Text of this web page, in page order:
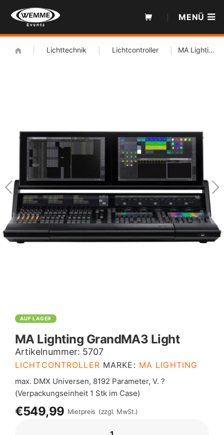
Inhalt
MENÜ
Lichttechnik Lichtcontroller MA Lighting GrandMA3 Light
AUF LAGER
MA Lighting GrandMA3 Light
Artikelnummer: 5707
LICHTCONTROLLER MARKE: MA LIGHTING
max. DMX Universen, 8192 Parameter, V. ?
(Verpackungseinheit 1 Stk im Case)
€549,99 Mietpreis (zzgl. MwSt.)